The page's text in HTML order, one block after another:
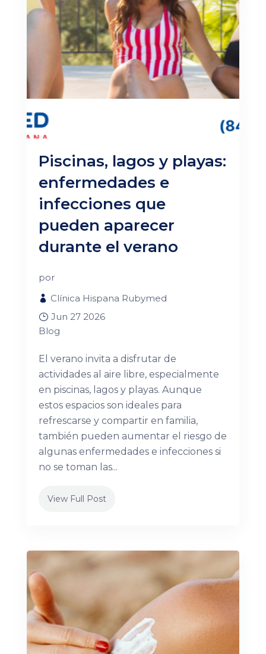
Piscinas, lagos y playas:
enfermedades e
infecciones que
pueden aparecer
durante el verano
por
Clínica Hispana Rubymed
Jun 27 2026
Blog
El verano invita a disfrutar de
actividades al aire libre, especialmente
en piscinas, lagos y playas. Aunque
estos espacios son ideales para
refrescarse y compartir en familia,
también pueden aumentar el riesgo de
algunas enfermedades e infecciones si
no se toman las...
View Full Post